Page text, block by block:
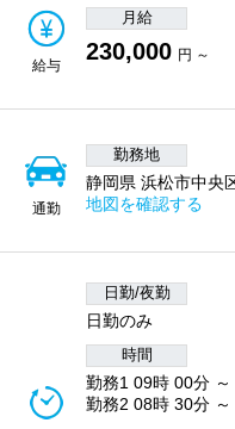
給与
月給
230,000 円 ～
通勤
勤務地
静岡県 浜松市中央
地図を確認する
日勤/夜勤
日勤のみ
時間
勤務1 09時 00分 ～
勤務2 08時 30分 ～